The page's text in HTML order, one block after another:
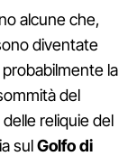
alcune che,
diventate
la
del
reliquie del
sulGolfo di